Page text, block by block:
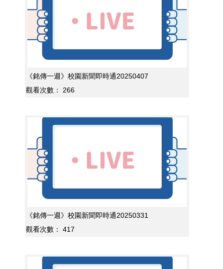
《銘傳一週》校園新聞即時通20250407
觀看次數：
266
《銘傳一週》校園新聞即時通20250331
觀看次數：
417